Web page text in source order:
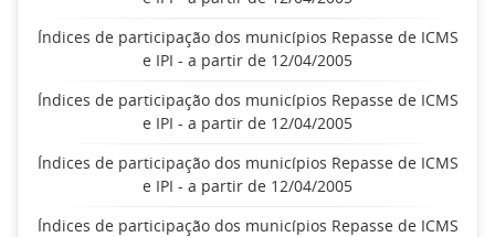
Índices de participação dos municípios Repasse de ICMS
e IPI - a partir de 12/04/2005
Índices de participação dos municípios Repasse de ICMS
e IPI - a partir de 12/04/2005
Índices de participação dos municípios Repasse de ICMS
e IPI - a partir de 12/04/2005
Índices de participação dos municípios Repasse de ICMS